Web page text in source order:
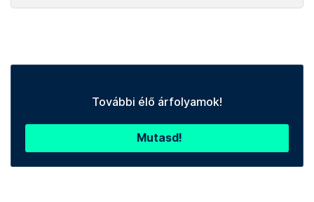
További élő árfolyamok!
Mutasd!